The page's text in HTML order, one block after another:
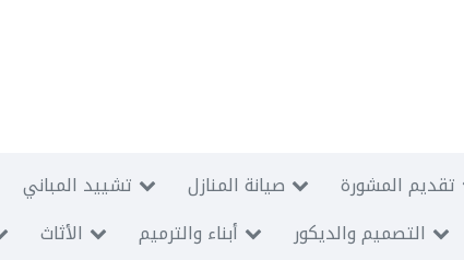
تشييد المباني صيانة المنازل تقديم المشورة
الأثاث أبناء والترميم التصميم والديكور